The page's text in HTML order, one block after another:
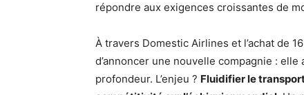
répondre aux exigences croissantes de
À travers Domestic Airlines et l’achat de
d’annoncer une nouvelle compagnie :
profondeur. L’enjeu ? Fluidifier le